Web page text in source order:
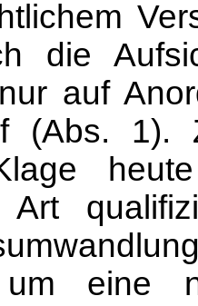
die
auf
(Abs. 1).
Art
um eine